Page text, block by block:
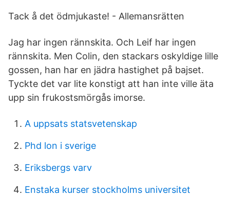
Tack å det ödmjukaste! - Allemansrätten
Jag har ingen rännskita. Och Leif har ingen
rännskita. Men Colin, den stackars oskyldige lille
gossen, han har en jädra hastighet på bajset.
Tyckte det var lite konstigt att han inte ville äta
upp sin frukostsmörgås imorse.
A uppsats statsvetenskap
Phd lon i sverige
Eriksbergs varv
Enstaka kurser stockholms universitet